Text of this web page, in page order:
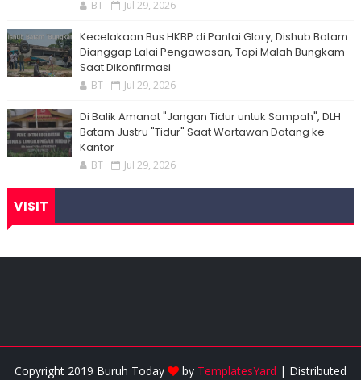
BT Jul 29, 2026
Kecelakaan Bus HKBP di Pantai Glory, Dishub Batam
Dianggap Lalai Pengawasan, Tapi Malah Bungkam
Saat Dikonfirmasi
BT Jul 29, 2026
Di Balik Amanat "Jangan Tidur untuk Sampah", DLH
Batam Justru "Tidur" Saat Wartawan Datang ke
Kantor
BT Jul 29, 2026
VISIT
Copyright 2019 Buruh Today by TemplatesYard | Distributed